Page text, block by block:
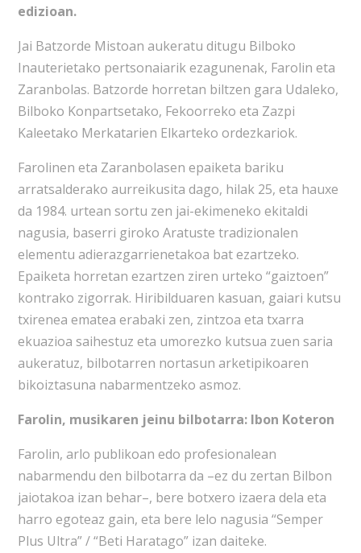
edizioan.
Jai Batzorde Mistoan aukeratu ditugu Bilboko
Inauterietako pertsonaiarik ezagunenak, Farolin eta
Zaranbolas. Batzorde horretan biltzen gara Udaleko,
Bilboko Konpartsetako, Fekoorreko eta Zazpi
Kaleetako Merkatarien Elkarteko ordezkariok.
Farolinen eta Zaranbolasen epaiketa bariku
arratsalderako aurreikusita dago, hilak 25, eta hauxe
da 1984. urtean sortu zen jai-ekimeneko ekitaldi
nagusia, baserri giroko Aratuste tradizionalen
elementu adierazgarrienetakoa bat ezartzeko.
Epaiketa horretan ezartzen ziren urteko “gaiztoen”
kontrako zigorrak. Hiribilduaren kasuan, gaiari kutsu
txirenea ematea erabaki zen, zintzoa eta txarra
ekuazioa saihestuz eta umorezko kutsua zuen saria
aukeratuz, bilbotarren nortasun arketipikoaren
bikoiztasuna nabarmentzeko asmoz.
Farolin, musikaren jeinu bilbotarra: Ibon Koteron
Farolin, arlo publikoan edo profesionalean
nabarmendu den bilbotarra da –ez du zertan Bilbon
jaiotakoa izan behar–, bere botxero izaera dela eta
harro egoteaz gain, eta bere lelo nagusia “Semper
Plus Ultra” / “Beti Haratago” izan daiteke.